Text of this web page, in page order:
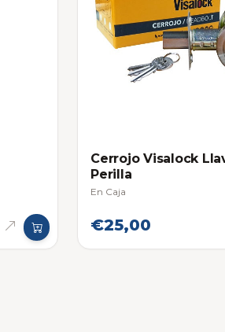
Cerrojo Visalock
Perilla
En Caja
€25,00